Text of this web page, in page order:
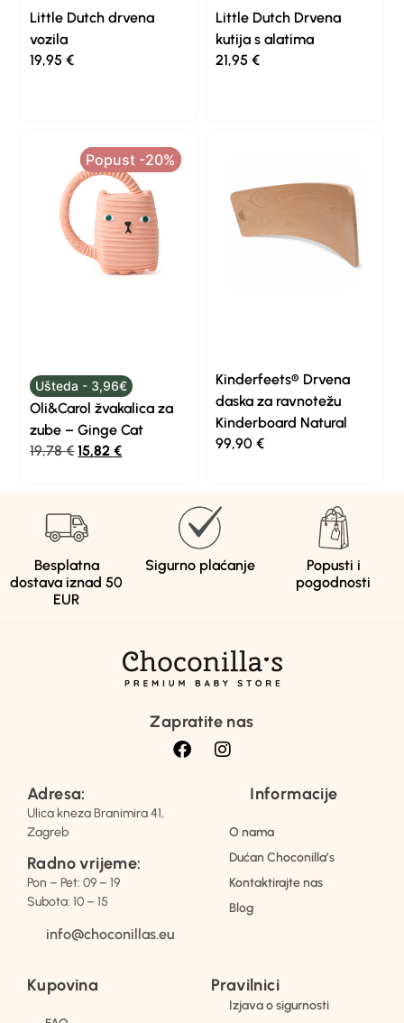
Little Dutch drvena
vozila
19,95€
Little Dutch Drvena
kutija s alatima
21,95 €
Popust -20%
Popust -20%
Ušteda - 3,96€
Oli&Carol žvakalica za
zube – Ginge Cat
19,78€ 15,82€
Kinderfeets® Drvena
daska za ravnotežu
Kinderboard Natural
99,90 €
Besplatna
dostava iznad 50
EUR
Sigurno plaćanje
Popusti i
pogodnosti
Zapratite nas
Adresa:
Ulica kneza Branimira 41,
Zagreb
Radno vrijeme:
Pon – Pet: 09 – 19
Subota: 10 – 15
info@choconillas.eu
Informacije
O nama
Dućan Choconilla’s
Kontaktirajte nas
Blog
Kupovina Pravilnici
Izjava o sigurnosti